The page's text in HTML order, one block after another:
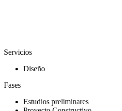
Servicios
Diseño
Fases
Estudios preliminares